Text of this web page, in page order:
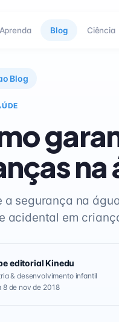
Aprenda Blog Ciência
Blog
na
a segurança na
acidental em
editorial Kinedu
& desenvolvimento infantil
8 de nov de 2018